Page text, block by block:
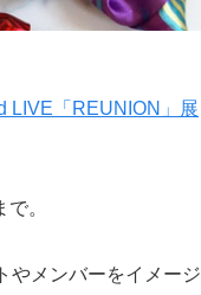
LIVE「REUNION」展
。
やメンバーをイメージ